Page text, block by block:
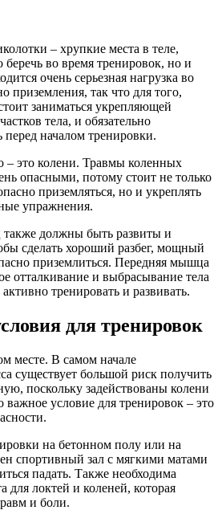
– хрупкие места в теле,
беречь во время тренировок, но и
очень серьезная нагрузка во
приземления, так что для того,
заниматься укрепляющей
тела, и обязательно
перед началом тренировки.
– это колени. Травмы коленных
опасными, потому стоит не только
приземляться, но и укреплять
упражнения.
должны быть развиты и
сделать хороший разбег, мощный
приземлиться. Передняя мышца
отталкивание и выбрасывание тела
тренировать и развивать.
для тренировок
месте. В самом начале
существует большой риск получить
поскольку задействованы колени
условие для тренировок – это
на бетонном полу или на
спортивный зал с мягкими матами
падать. Также необходима
для локтей и коленей, которая
и боли.